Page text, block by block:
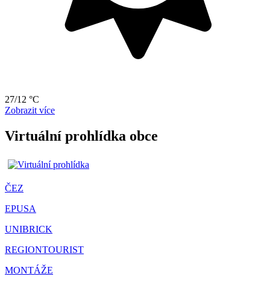
27/12 °C
Zobrazit více
Virtuální prohlídka obce
ČEZ
EPUSA
UNIBRICK
REGIONTOURIST
MONTÁŽE